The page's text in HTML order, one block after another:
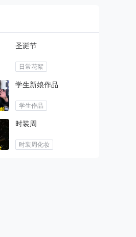
圣诞节
日常花絮
学生新娘作品
学生作品
时装周
时装周化妆